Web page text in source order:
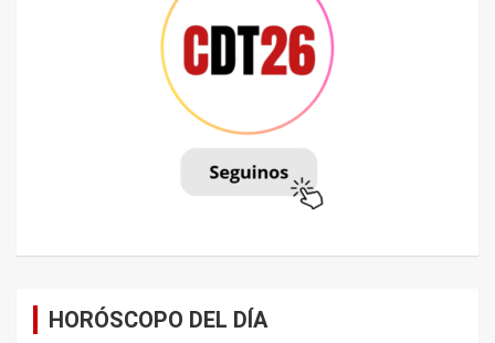
HORÓSCOPO DEL DÍA